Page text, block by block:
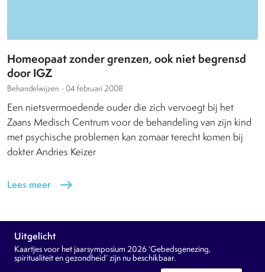
Homeopaat zonder grenzen, ook niet begrensd
door IGZ
Behandelwijzen - 04 februari 2008
Een nietsvermoedende ouder die zich vervoegt bij het
Zaans Medisch Centrum voor de behandeling van zijn kind
met psychische problemen kan zomaar terecht komen bij
dokter Andries Keizer
Lees meer east
Uitgelicht
Kaartjes voor het jaarsymposium 2026 ‘Gebedsgenezing,
spiritualiteit en gezondheid’ zijn nu beschikbaar.